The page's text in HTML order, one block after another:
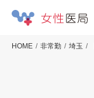
HOME 非常勤 埼玉